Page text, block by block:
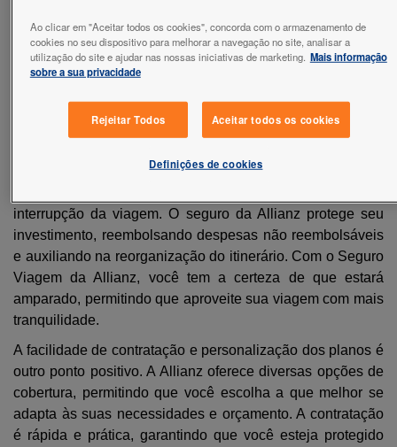
Allianz, você terá cobertura para despesas médicas e
hospitalares, garantindo acesso ao atendimento
necessário sem preocupações financeiras. Além disso, a
Allianz oferece assistência 24 horas por dia, 7 dias por
semana, o que é fundamental para atendimento em casos
de emergências médicas.
Circunstâncias imprevistas, como doenças ou
interrupção da viagem. O seguro da Allianz protege seu
investimento, reembolsando despesas não reembolsáveis
e auxiliando na reorganização do itinerário. Com o Seguro
Viagem da Allianz, você tem a certeza de que estará
amparado, permitindo que aproveite sua viagem com mais
tranquilidade.
A facilidade de contratação e personalização dos planos é
outro ponto positivo. A Allianz oferece diversas opções de
cobertura, permitindo que você escolha a que melhor se
adapta às suas necessidades e orçamento. A contratação
é rápida e prática, garantindo que você esteja protegido
Ao clicar em "Aceitar todos os cookies", concorda com o armazenamento de
cookies no seu dispositivo para melhorar a navegação no site, analisar a
utilização do site e ajudar nas nossas iniciativas de marketing. Mais informação
sobre a sua privacidade
Rejeitar Todos Aceitar todos os cookies
Definições de cookies